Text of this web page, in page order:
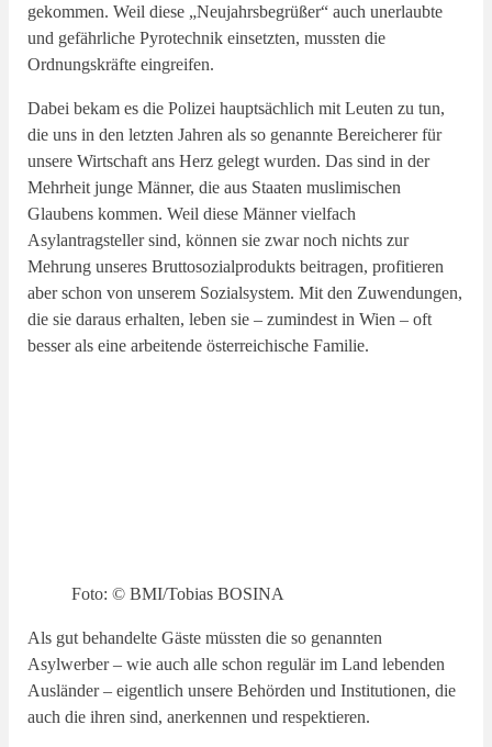
gekommen. Weil diese „Neujahrsbegrüßer“ auch unerlaubte
und gefährliche Pyrotechnik einsetzten, mussten die
Ordnungskräfte eingreifen.
Dabei bekam es die Polizei hauptsächlich mit Leuten zu tun,
die uns in den letzten Jahren als so genannte Bereicherer für
unsere Wirtschaft ans Herz gelegt wurden. Das sind in der
Mehrheit junge Männer, die aus Staaten muslimischen
Glaubens kommen. Weil diese Männer vielfach
Asylantragsteller sind, können sie zwar noch nichts zur
Mehrung unseres Bruttosozialprodukts beitragen, profitieren
aber schon von unserem Sozialsystem. Mit den Zuwendungen,
die sie daraus erhalten, leben sie – zumindest in Wien – oft
besser als eine arbeitende österreichische Familie.
Foto: © BMI/Tobias BOSINA
Als gut behandelte Gäste müssten die so genannten
Asylwerber – wie auch alle schon regulär im Land lebenden
Ausländer – eigentlich unsere Behörden und Institutionen, die
auch die ihren sind, anerkennen und respektieren.